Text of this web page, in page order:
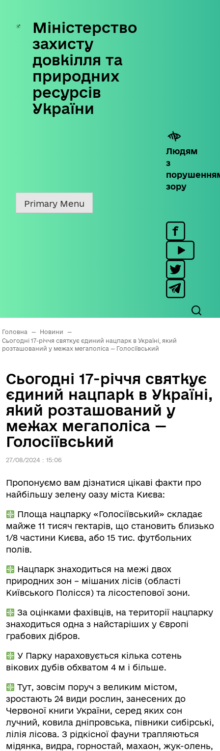
Skip
content
Міністерство
захисту
довкілля та
природних
ресурсів
України
Людям
з
зору
Primary Menu
Головна — Новини
—
Сьогодні 17-річчя святкує єдиний нацпарк в Україні, який
розташований у межах мегаполіса — Голосіївський
Сьогодні 17-річчя святкує
єдиний нацпарк в Україні,
який розташований у
межах мегаполіса —
Голосіївський
27/08/2024 : 15:06
Пропонуємо вам дізнатися цікаві факти про
найбільшу зелену оазу міста Києва:
Площа нацпарку «Голосіївський» складає
майже 11 тисяч гектарів, що становить близько
1/8 частини Києва, або 15 тис. футбольних
полів.
Нацпарк знаходиться на межі двох
природних зон – мішаних лісів (області
Київського Полісся) та лісостепової зони.
За оцінками фахівців, на території нацпарку
знаходиться одна з найстаріших у Європі
грабових дібров.
У Парку нараховується кілька сотень
вікових дубів обхватом 4 м і більше.
Тут, зовсім поруч з великим містом,
зростають 24 види рослин, занесених до
Червоної книги України, серед яких сон
лучний, ковила дніпровська, півники сибірські,
лілія лісова. З рідкісної фауни трапляються
мідянка, видра, горностай, махаон, жук-олень,